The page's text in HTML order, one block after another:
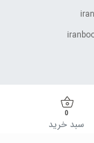
0
سبد خرید